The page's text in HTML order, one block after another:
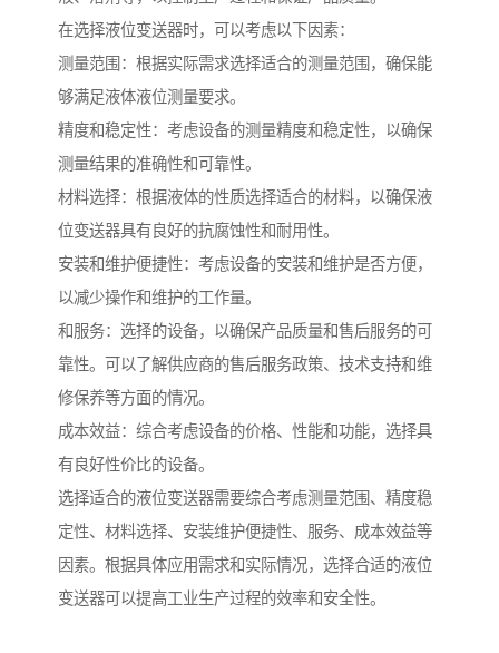
在选择液位变送器时，可以考虑以下因素：
测量范围：根据实际需求选择适合的测量范围，确保能
够满足液体液位测量要求。
精度和稳定性：考虑设备的测量精度和稳定性，以确保
测量结果的准确性和可靠性。
材料选择：根据液体的性质选择适合的材料，以确保液
位变送器具有良好的抗腐蚀性和耐用性。
安装和维护便捷性：考虑设备的安装和维护是否方便，
以减少操作和维护的工作量。
和服务：选择的设备，以确保产品质量和售后服务的可
靠性。可以了解供应商的售后服务政策、技术支持和维
修保养等方面的情况。
成本效益：综合考虑设备的价格、性能和功能，选择具
有良好性价比的设备。
选择适合的液位变送器需要综合考虑测量范围、精度稳
定性、材料选择、安装维护便捷性、服务、成本效益等
因素。根据具体应用需求和实际情况，选择合适的液位
变送器可以提高工业生产过程的效率和安全性。